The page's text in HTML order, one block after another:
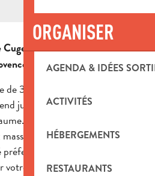
ORGANISER
AGENDA & IDÉES
ACTIVITÉS
HÉBERGEMENTS
RESTAURANTS
les-Pins est un havre de
311 ha se situe au nord de
jusqu'au versant sud du
Entre le 1er juin et le 30
forestiers est
et peut l'être par
votre sécurité et la...